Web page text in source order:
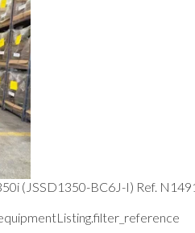
(JSSD1350-BC6J-I) Ref.